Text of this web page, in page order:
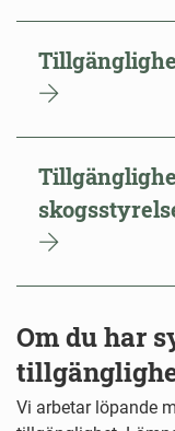
Om du har
Vi arbetar löpande